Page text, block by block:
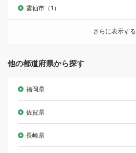
雲仙市（1）
さらに表示する
他の都道府県から探す
福岡県
佐賀県
長崎県